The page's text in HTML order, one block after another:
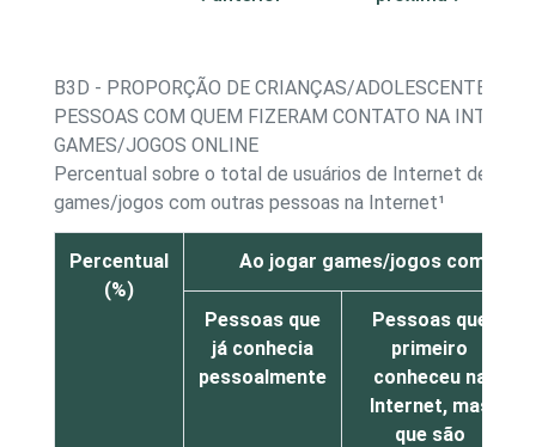
B3D - PROPORÇÃO DE CRIANÇAS/ADOLESCENTES,
PESSOAS COM QUEM FIZERAM CONTATO NA
GAMES/JOGOS ONLINE
Percentual sobre o total de usuários de Internet de 11 a
games/jogos com outras pessoas na Internet¹
Percentual
(%)
Ao jogar games/jogos com
Pessoas que
já conhecia
pessoalmente
Pessoas que
primeiro
conheceu na
Internet, mas
que são